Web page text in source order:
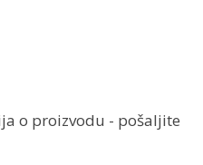
o proizvodu - pošaljite